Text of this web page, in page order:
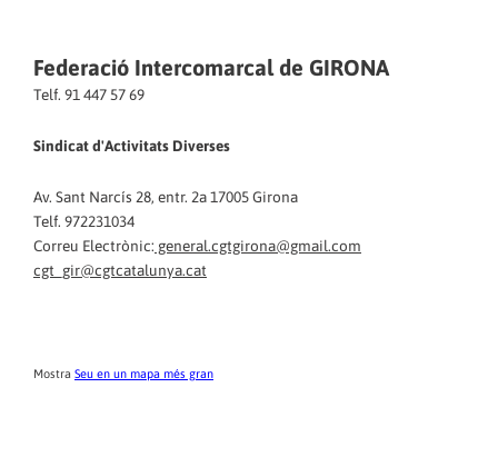
Federació Intercomarcal de GIRONA
Telf. 91 447 57 69
Sindicat d'Activitats Diverses
Av. Sant Narcís 28, entr. 2a 17005 Girona
Telf. 972231034
Correu Electrònic: general.cgtgirona@gmail.com
cgt_gir@cgtcatalunya.cat
Mostra Seu en un mapa més gran